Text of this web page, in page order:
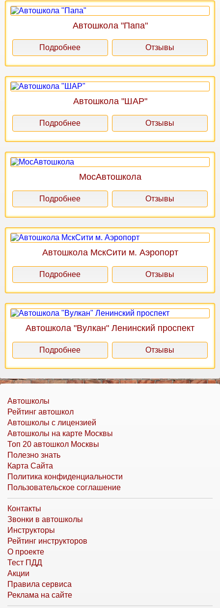
Автошкола "Папа"
Подробнее Отзывы
Автошкола "ШАР"
Подробнее Отзывы
МосАвтошкола
Подробнее Отзывы
Автошкола МскСити м. Аэропорт
Подробнее Отзывы
Автошкола "Вулкан" Ленинский проспект
Подробнее Отзывы
Автошколы
Рейтинг автошкол
Автошколы с лицензией
Автошколы на карте Москвы
Топ 20 автошкол Москвы
Полезно знать
Карта Сайта
Политика конфиденциальности
Пользовательское соглашение
Контакты
Звонки в автошколы
Инструкторы
Рейтинг инструкторов
О проекте
Тест ПДД
Акции
Правила сервиса
Реклама на сайте